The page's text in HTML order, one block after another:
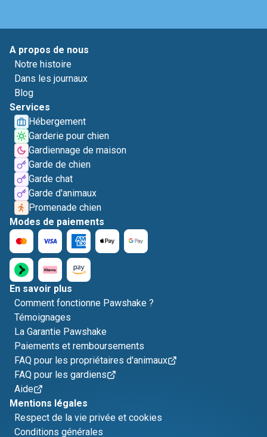
A propos de nous
Notre histoire
Dans les journaux
Blog
Services
Hébergement
Garderie pour chien
Gardiennage de maison
Garde de chien
Garde chat
Garde d'animaux
Promenade chien
Modes de paiements
En savoir plus
Comment fonctionne Pawshake ?
Témoignages
La Garantie Pawshake
Paiements et remboursements
FAQ pour les propriétaires d'animaux
FAQ pour les gardiens
Aide
Mentions légales
Respect de la vie privée et cookies
Conditions générales